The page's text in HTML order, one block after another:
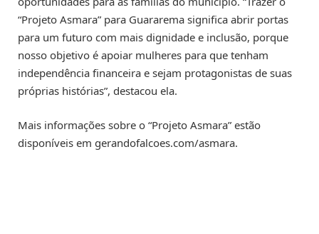
“Projeto Asmara” para Guararema significa abrir portas
para um futuro com mais dignidade e inclusão, porque
nosso objetivo é apoiar mulheres para que tenham
independência financeira e sejam protagonistas de suas
próprias histórias”, destacou ela.
Mais informações sobre o “Projeto Asmara” estão
disponíveis em gerandofalcoes.com/asmara.